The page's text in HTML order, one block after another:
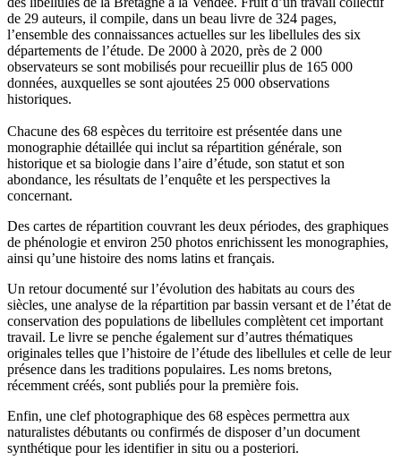
de 29 auteurs, il compile, dans un beau livre de 324 pages,
l’ensemble des connaissances actuelles sur les libellules des six
départements de l’étude. De 2000 à 2020, près de 2 000
observateurs se sont mobilisés pour recueillir plus de 165 000
données, auxquelles se sont ajoutées 25 000 observations
historiques.
Chacune des 68 espèces du territoire est présentée dans une
monographie détaillée qui inclut sa répartition générale, son
historique et sa biologie dans l’aire d’étude, son statut et son
abondance, les résultats de l’enquête et les perspectives la
concernant.
Des cartes de répartition couvrant les deux périodes, des graphiques
de phénologie et environ 250 photos enrichissent les monographies,
ainsi qu’une histoire des noms latins et français.
Un retour documenté sur l’évolution des habitats au cours des
siècles, une analyse de la répartition par bassin versant et de l’état de
conservation des populations de libellules complètent cet important
travail. Le livre se penche également sur d’autres thématiques
originales telles que l’histoire de l’étude des libellules et celle de leur
présence dans les traditions populaires. Les noms bretons,
récemment créés, sont publiés pour la première fois.
Enfin, une clef photographique des 68 espèces permettra aux
naturalistes débutants ou confirmés de disposer d’un document
synthétique pour les identifier in situ ou a posteriori.